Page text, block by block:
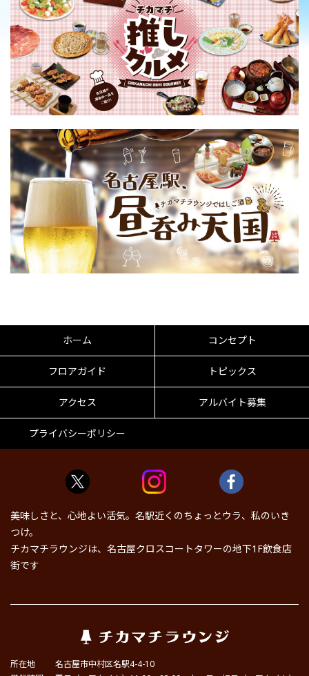
ホーム コンセプト
フロアガイド トピックス
アクセス アルバイト募集
プライバシーポリシー
美味しさと、心地よい活気。名駅近くのちょっとウラ、私のいき
つけ。
チカマチラウンジは、名古屋クロスコートタワーの地下1F飲食店
街です
所在地
名古屋市中村区名駅4-4-10